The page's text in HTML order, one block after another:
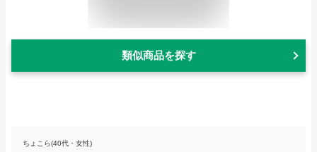
類似商品を探す
ちょこら(40代・女性)